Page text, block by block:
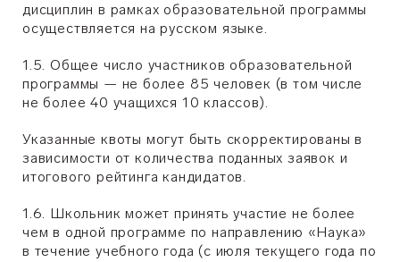
дисциплин в рамках образовательной программы
осуществляется на русском языке.
1.5. Общее число участников образовательной
программы — не более 85 человек (в том числе
не более 40 учащихся 10 классов).
Указанные квоты могут быть скорректированы в
зависимости от количества поданных заявок и
итогового рейтинга кандидатов.
1.6. Школьник может принять участие не более
чем в одной программе по направлению «Наука»
в течение учебного года (с июля текущего года по